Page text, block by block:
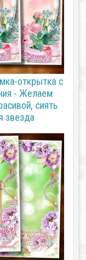
открытка с
- Желаем
сиять
звезда